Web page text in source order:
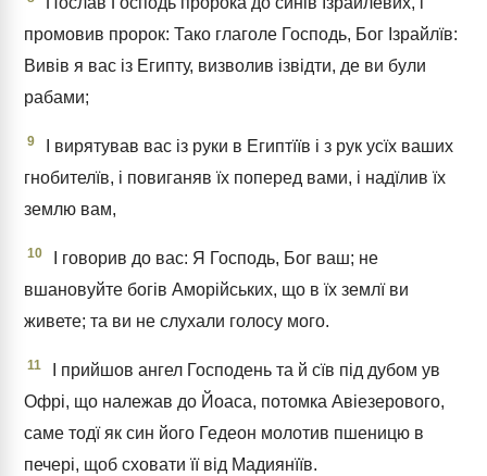
промовив пророк: Тако глаголе Господь, Бог Ізрайлїв:
Вивів я вас із Египту, визволив ізвідти, де ви були
рабами;
9
І вирятував вас із руки в Египтїїв і з рук усїх ваших
гнобителїв, і повиганяв їх поперед вами, і надїлив їх
землю вам,
10
І говорив до вас: Я Господь, Бог ваш; не
вшановуйте богів Аморійських, що в їх землї ви
живете; та ви не слухали голосу мого.
11
І прийшов ангел Господень та й сїв під дубом ув
Офрі, що належав до Йоаса, потомка Авіезерового,
саме тодї як син його Гедеон молотив пшеницю в
печері, щоб сховати її від Мадиянїїв.